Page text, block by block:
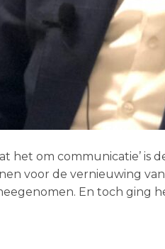
het om communicatie’ is
voor de vernieuwing
En toch ging